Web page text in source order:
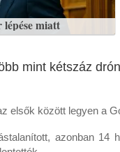
miatt
mint kétszáz
elsők között legyen a
azonban